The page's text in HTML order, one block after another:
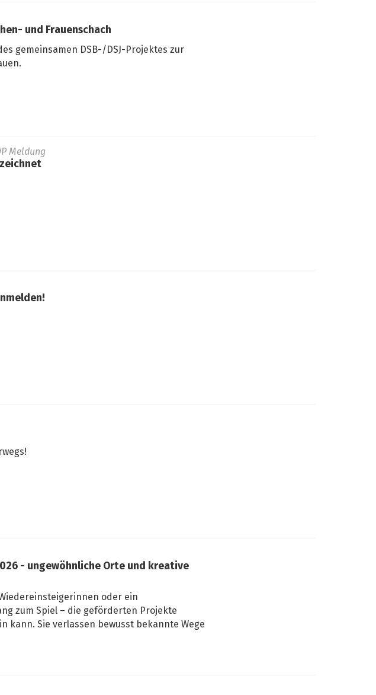
und Frauenschach
gemeinsamen DSB-/DSJ-Projektes zur
Meldung
- ungewöhnliche Orte und kreative
oder ein
zum Spiel – die geförderten Projekte
kann. Sie verlassen bewusst bekannte Wege